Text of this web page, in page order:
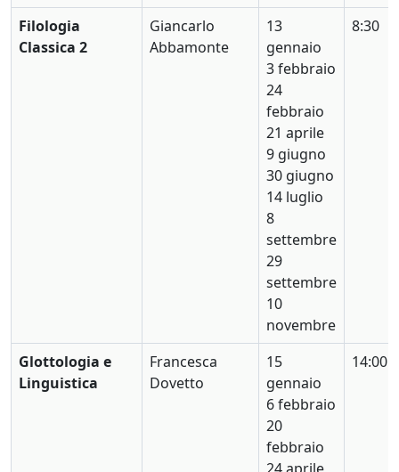
Filologia
Classica 2
Giancarlo
Abbamonte
13
gennaio
3 febbraio
24
febbraio
21 aprile
9 giugno
30 giugno
14 luglio
8
settembre
29
settembre
10
novembre
8:30
Glottologia e
Linguistica
Francesca
Dovetto
15
gennaio
6 febbraio
20
febbraio
14:00